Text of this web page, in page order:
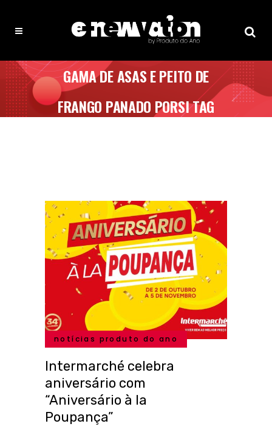
GAMA DE ASAS E PEITO DE
FRANGO PANADO PORSI TAG
notícias produto do ano
Intermarché celebra
aniversário com
“Aniversário à la
Poupança”